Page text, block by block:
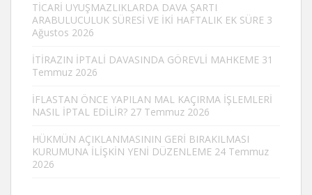
TİCARİ UYUŞMAZLIKLARDA DAVA ŞARTI
ARABULUCULUK SÜRESİ VE İKİ HAFTALIK EK SÜRE 3
Ağustos 2026
İTİRAZIN İPTALİ DAVASINDA GÖREVLİ MAHKEME 31
Temmuz 2026
İFLASTAN ÖNCE YAPILAN MAL KAÇIRMA İŞLEMLERİ
NASIL İPTAL EDİLİR? 27 Temmuz 2026
HÜKMÜN AÇIKLANMASININ GERİ BIRAKILMASI
KURUMUNA İLİŞKİN YENİ DÜZENLEME 24 Temmuz
2026